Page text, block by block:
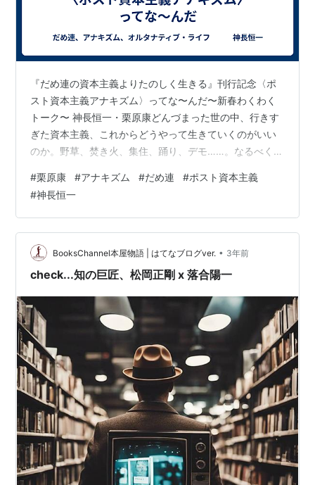
『だめ連の資本主義よりたのしく生きる』刊行記念〈ポ
スト資本主義アナキズム〉ってな〜んだ〜新春わくわく
トーク〜 神長恒一・栗原康どんづまった世の中、行きす
ぎた資本主義、これからどうやって生きていくのがいい
のか。野草、焚き火、集住、踊り、デモ……。なるべく働
キズム的に語りまくり。やってられるか資本主義！ 熱く
レヴォリューション！ 「あばれる力」を取り戻せ！ 夢の
ある話をぞんぶんに語り合います。【日時】2024年2月
22日（木） 18：40開場 19：00開演【会場】紀伊國屋書
店新宿本店9階 イベントスペース【参加費（チケット
制）】 1,000円 【…
#栗原康 #アナキズム #だめ連 #ポスト資本主義
#神長恒一
BooksChannel本屋物語 | はてなブログver. • 3年前
check...知の巨匠、松岡正剛 x 落合陽一